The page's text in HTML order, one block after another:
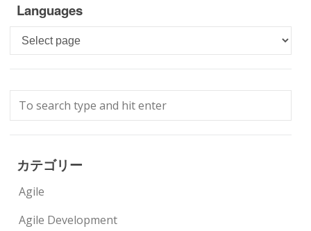
Languages
Languages
カテゴリー
Agile
Agile Development